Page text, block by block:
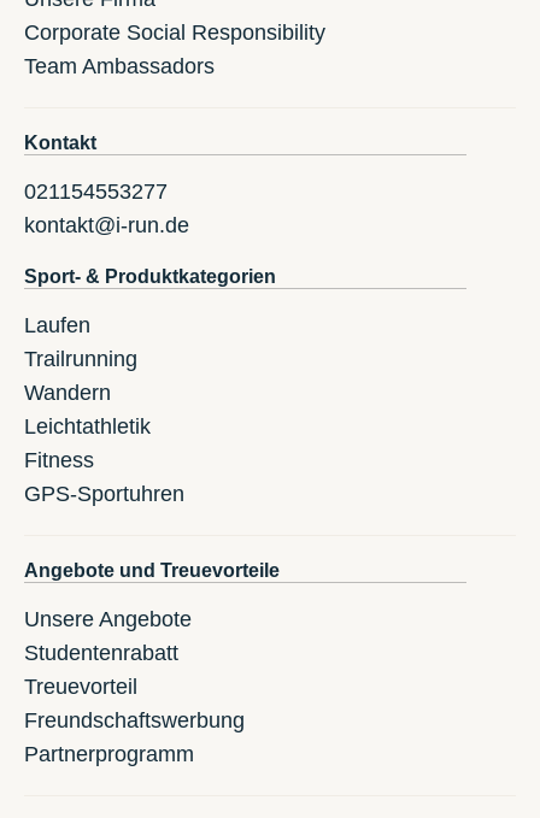
Corporate Social Responsibility
Team Ambassadors
Kontakt
021154553277
kontakt@i-run.de
Sport- & Produktkategorien
Laufen
Trailrunning
Wandern
Leichtathletik
Fitness
GPS-Sportuhren
Angebote und Treuevorteile
Unsere Angebote
Studentenrabatt
Treuevorteil
Freundschaftswerbung
Partnerprogramm